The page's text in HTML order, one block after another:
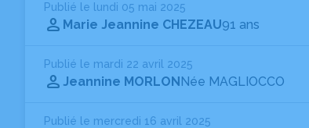
Publié le lundi 05 mai 2025
Marie Jeannine CHEZEAU91 ans
Publié le mardi 22 avril 2025
Jeannine MORLONNée MAGLIOCCO
Publié le mercredi 16 avril 2025